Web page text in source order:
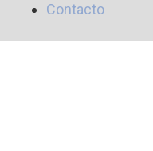
Contacto